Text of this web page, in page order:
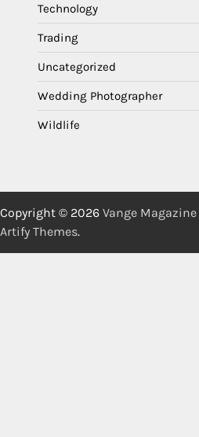
Technology
Trading
Uncategorized
Wedding Photographer
Wildlife
Copyright © 2026 Vange Magazine
Artify Themes.